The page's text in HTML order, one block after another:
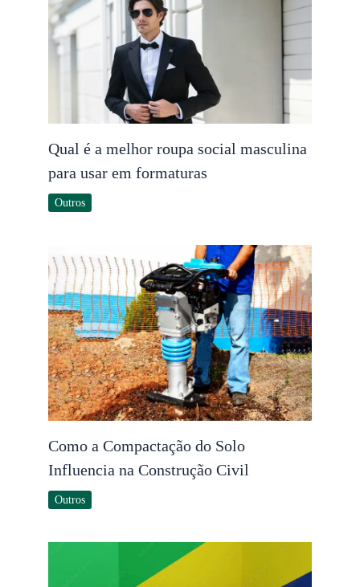
Qual é a melhor roupa social masculina
para usar em formaturas
Outros
Como a Compactação do Solo
Influencia na Construção Civil
Outros